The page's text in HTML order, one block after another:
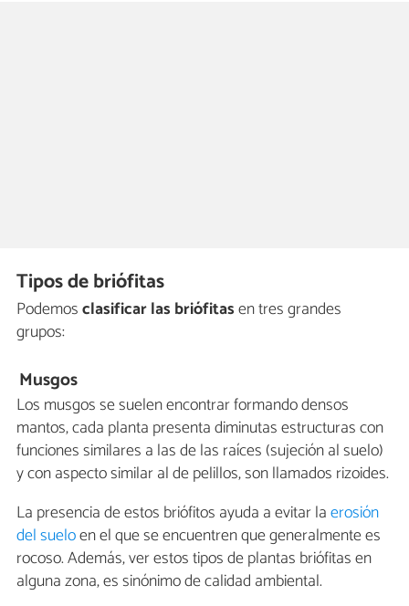
Tipos de briófitas
Podemosclasificar las briófitasen tres grandes
grupos:
Musgos
Los musgos se suelen encontrar formando densos
mantos, cada planta presenta diminutas estructuras con
funciones similares a las de las raíces (sujeción al suelo)
y con aspecto similar al de pelillos, son llamados rizoides.
La presencia de estos briófitos ayuda a evitar laerosión
del sueloen el que se encuentren que generalmente es
rocoso. Además, ver estos tipos de plantas briófitas en
alguna zona, es sinónimo de calidad ambiental.